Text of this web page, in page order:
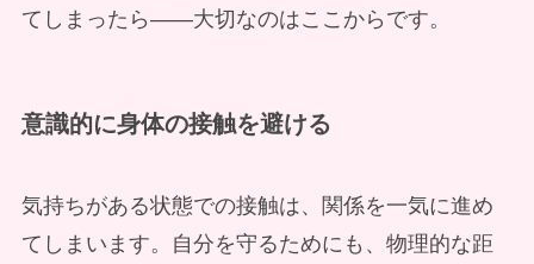
てしまったら——大切なのはここからです。
意識的に身体の接触を避ける
気持ちがある状態での接触は、関係を一気に進め
てしまいます。自分を守るためにも、物理的な距